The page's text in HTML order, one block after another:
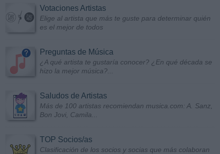
Votaciones Artistas
Elige al artista que más te guste para determinar quién
es el mejor de todos
Preguntas de Música
¿A qué artista te gustaría conocer? ¿En qué década se
hizo la mejor música?...
Saludos de Artistas
Más de 100 artistas recomiendan musica.com: A. Sanz,
Bon Jovi, Camila...
TOP Socios/as
Clasificación de los socios y socias que más colaboran